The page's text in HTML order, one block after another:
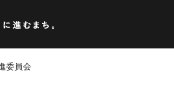
委員会